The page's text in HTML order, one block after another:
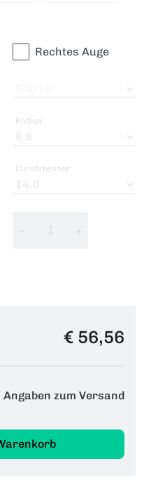
Rechtes Auge
Radius
Durchmesser
€ 56,56
Angaben zum Versand